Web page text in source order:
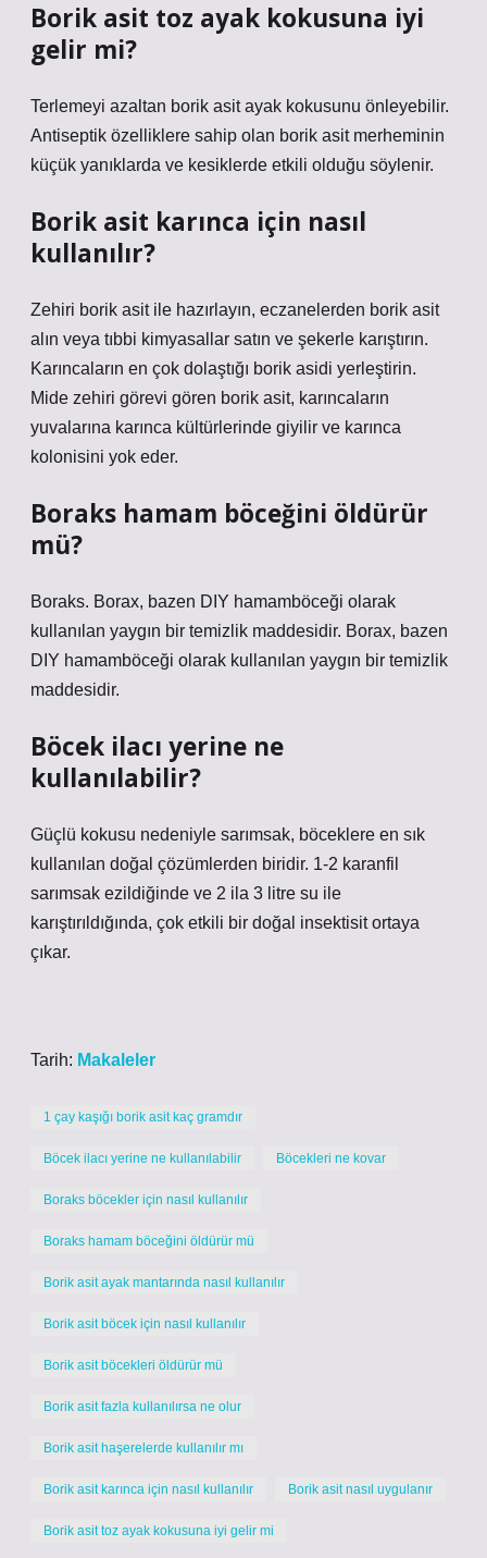
Borik asit toz ayak kokusuna iyi
gelir mi?
Terlemeyi azaltan borik asit ayak kokusunu önleyebilir.
Antiseptik özelliklere sahip olan borik asit merheminin
küçük yanıklarda ve kesiklerde etkili olduğu söylenir.
Borik asit karınca için nasıl
kullanılır?
Zehiri borik asit ile hazırlayın, eczanelerden borik asit
alın veya tıbbi kimyasallar satın ve şekerle karıştırın.
Karıncaların en çok dolaştığı borik asidi yerleştirin.
Mide zehiri görevi gören borik asit, karıncaların
yuvalarına karınca kültürlerinde giyilir ve karınca
kolonisini yok eder.
Boraks hamam böceğini öldürür
mü?
Boraks. Borax, bazen DIY hamamböceği olarak
kullanılan yaygın bir temizlik maddesidir. Borax, bazen
DIY hamamböceği olarak kullanılan yaygın bir temizlik
maddesidir.
Böcek ilacı yerine ne
kullanılabilir?
Güçlü kokusu nedeniyle sarımsak, böceklere en sık
kullanılan doğal çözümlerden biridir. 1-2 karanfil
sarımsak ezildiğinde ve 2 ila 3 litre su ile
karıştırıldığında, çok etkili bir doğal insektisit ortaya
çıkar.
Tarih: Makaleler
1 çay kaşığı borik asit kaç gramdır
Böcek ilacı yerine ne kullanılabilir Böcekleri ne kovar
Boraks böcekler için nasıl kullanılır
Boraks hamam böceğini öldürür mü
Borik asit ayak mantarında nasıl kullanılır
Borik asit böcek için nasıl kullanılır
Borik asit böcekleri öldürür mü
Borik asit fazla kullanılırsa ne olur
Borik asit haşerelerde kullanılır mı
Borik asit karınca için nasıl kullanılır Borik asit nasıl uygulanır
Borik asit toz ayak kokusuna iyi gelir mi